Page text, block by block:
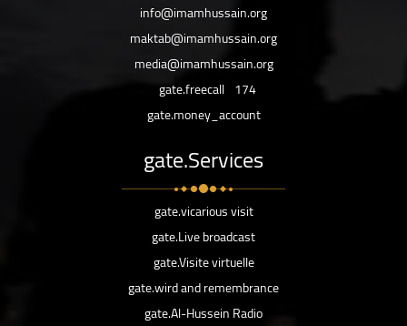
info@imamhussain.org
maktab@imamhussain.org
media@imamhussain.org
gate.freecall 174
gate.money_account
gate.Services
gate.vicarious visit
gate.Live broadcast
gate.Visite virtuelle
gate.wird and remembrance
gate.Al-Hussein Radio